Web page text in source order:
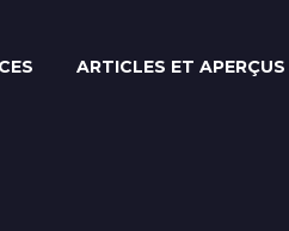
ARTICLES ET APERÇUS